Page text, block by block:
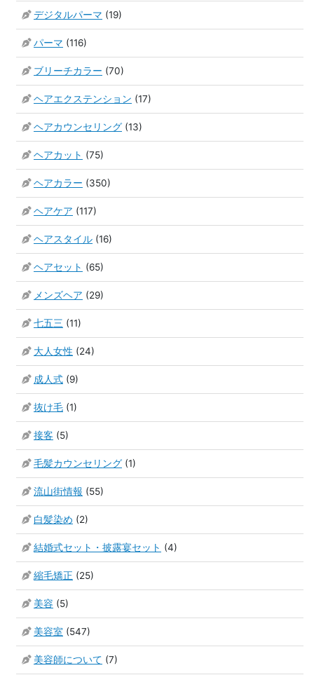
デジタルパーマ (19)
パーマ (116)
ブリーチカラー (70)
ヘアエクステンション (17)
ヘアカウンセリング (13)
ヘアカット (75)
ヘアカラー (350)
ヘアケア (117)
ヘアスタイル (16)
ヘアセット (65)
メンズヘア (29)
七五三 (11)
大人女性 (24)
成人式 (9)
抜け毛 (1)
接客 (5)
毛髪カウンセリング (1)
流山街情報 (55)
白髪染め (2)
結婚式セット・披露宴セット (4)
縮毛矯正 (25)
美容 (5)
美容室 (547)
美容師について (7)